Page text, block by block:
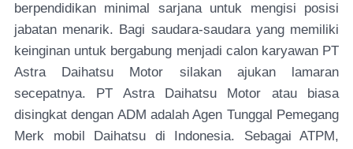
berpendidikan minimal sarjana untuk mengisi posisi
jabatan menarik. Bagi saudara-saudara yang memiliki
keinginan untuk bergabung menjadi calon karyawan PT
Astra Daihatsu Motor silakan ajukan lamaran
secepatnya. PT Astra Daihatsu Motor atau biasa
disingkat dengan ADM adalah Agen Tunggal Pemegang
Merk mobil Daihatsu di Indonesia. Sebagai ATPM,